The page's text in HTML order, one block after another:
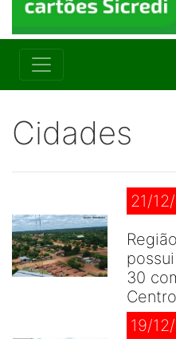
Cidades
21/
30
19/